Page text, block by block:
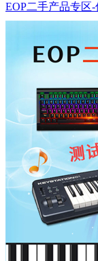
EOP二手产品专区